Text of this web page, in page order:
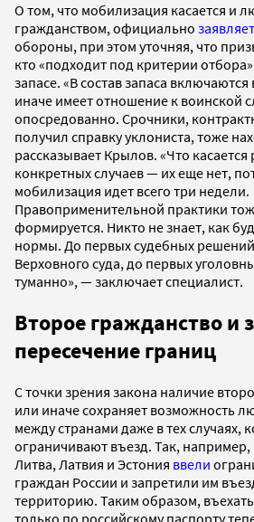
О том, что мобилизация касается и
гражданством, официально заявляет
обороны, при этом уточняя, что
кто «подходит под критерии
запасе. «В состав запаса включаются
иначе имеет отношение к воинской
опосредованно. Срочники,
получил справку уклониста, тоже
рассказывает Крылов. «Что
конкретных случаев — их еще нет,
мобилизация идет всего три недели.
Правоприменительной практики
формируется. Никто не знает, как
нормы. До первых судебных
Верховного суда, до первых
туманно», — заключает специалист.
Второе гражданство и
пересечение границ
С точки зрения закона наличие
или иначе сохраняет возможность
между странами даже в тех случаях,
ограничивают въезд. Так, например,
Литва, Латвия и Эстония ввели
граждан России и запретили им
территорию. Таким образом,
только по российскому паспорту